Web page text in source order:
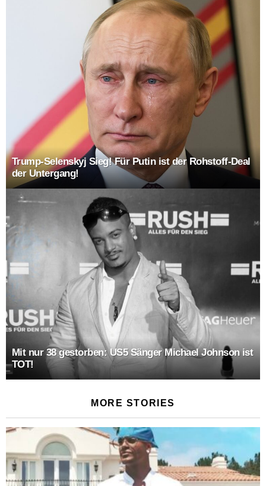
Trump-Selenskyj Sieg! Für Putin ist der Rohstoff-Deal
der Untergang!
Mit nur 38 gestorben: US5 Sänger Michael Johnson ist
TOT!
MORE STORIES